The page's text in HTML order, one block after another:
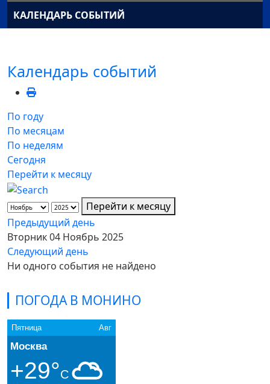
КАЛЕНДАРЬ СОБЫТИЙ
ПОГОДА В МОНИНО
Пятница Авг
Москва
+29°C
Календарь событий
По году
По месяцам
По неделям
Сегодня
Перейти к месяцу
Перейти к месяцу
Предыдущий день
Вторник 04 Ноябрь 2025
Следующий день
Ни одного события не найдено